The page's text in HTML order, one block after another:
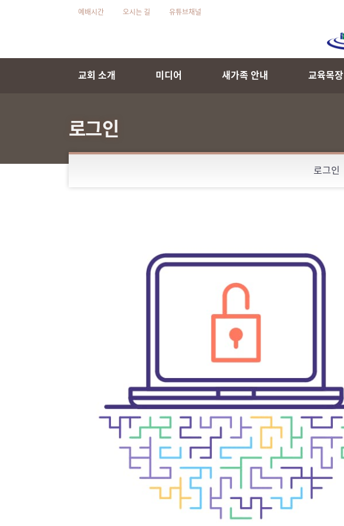
예배시간 오시는 길 유튜브채널
교회 소개 미디어 새가족 안내 교육목장
로그인
로그인